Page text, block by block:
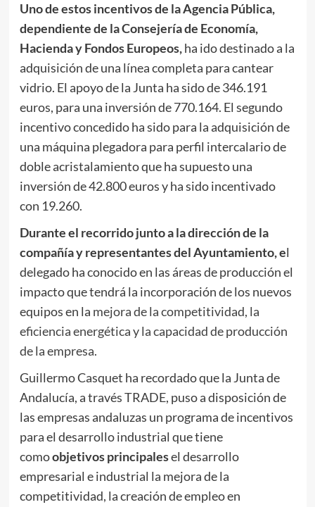
Uno de estos incentivos de la Agencia Pública,
dependiente de la Consejería de Economía,
Hacienda y Fondos Europeos,ha ido destinado a la
adquisición de una línea completa para cantear
vidrio. El apoyo de la Junta ha sido de 346.191
euros, para una inversión de 770.164. El segundo
incentivo concedido ha sido para la adquisición de
una máquina plegadora para perfil intercalario de
doble acristalamiento que ha supuesto una
inversión de 42.800 euros y ha sido incentivado
con 19.260.
Durante el recorrido junto a la dirección de la
compañía y representantes del Ayuntamiento, el
delegado ha conocido en las áreas de producción el
impacto que tendrá la incorporación de los nuevos
equipos en la mejora de la competitividad, la
eficiencia energética y la capacidad de producción
de la empresa.
Guillermo Casquet ha recordado que la Junta de
Andalucía, a través TRADE, puso a disposición de
las empresas andaluzas un programa de incentivos
para el desarrollo industrial que tiene
comoobjetivos principalesel desarrollo
empresarial e industrial la mejora de la
competitividad, la creación de empleo en